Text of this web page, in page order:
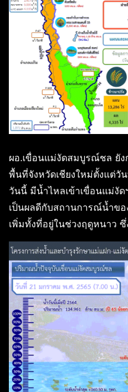
ผอ.เขื่อนแม่งัดสมบูรณ์ชล ยั
พื้นที่จังหวัดเชียงใหม่ตั้งแต่วั
วันนี้ มีน้ำไหลเข้าเขื่อนแม่งั
เป็นผลดีกับสถานการณ์น้ำข
เพิ่มทั้งที่อยู่ในช่วงฤดูหนาว ซึ่